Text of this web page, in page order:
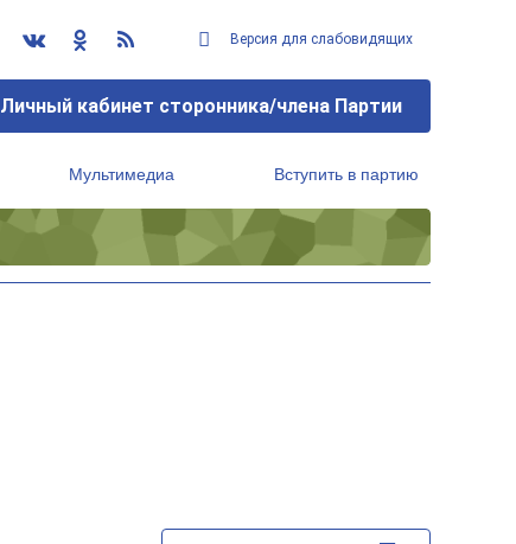
Версия для слабовидящих
Личный кабинет сторонника/члена Партии
Мультимедиа Вступить в партию